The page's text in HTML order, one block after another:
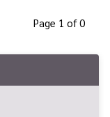
Page 1 of 0